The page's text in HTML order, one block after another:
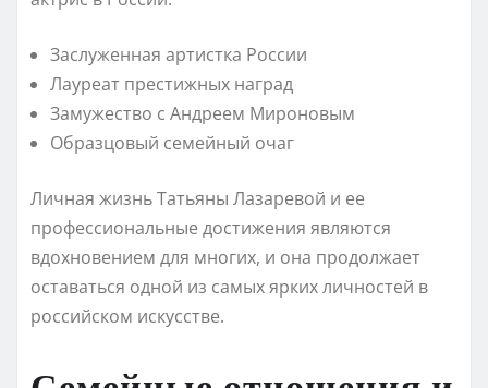
Заслуженная артистка России
Лауреат престижных наград
Замужество с Андреем Мироновым
Образцовый семейный очаг
Личная жизнь Татьяны Лазаревой и ее
профессиональные достижения являются
вдохновением для многих, и она продолжает
оставаться одной из самых ярких личностей в
российском искусстве.